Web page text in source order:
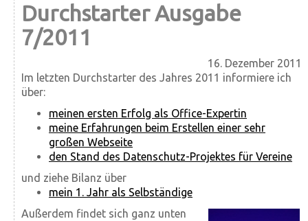
Durchstarter Ausgabe
7/2011
16. Dezember 2011
Im letzten Durchstarter des Jahres 2011 informiere ich
über:
meinen ersten Erfolg als Office-Expertin
meine Erfahrungen beim Erstellen einer sehr
großen Webseite
den Stand des Datenschutz-Projektes für Vereine
und ziehe Bilanz über
mein 1. Jahr als Selbständige
Außerdem findet sich ganz unten